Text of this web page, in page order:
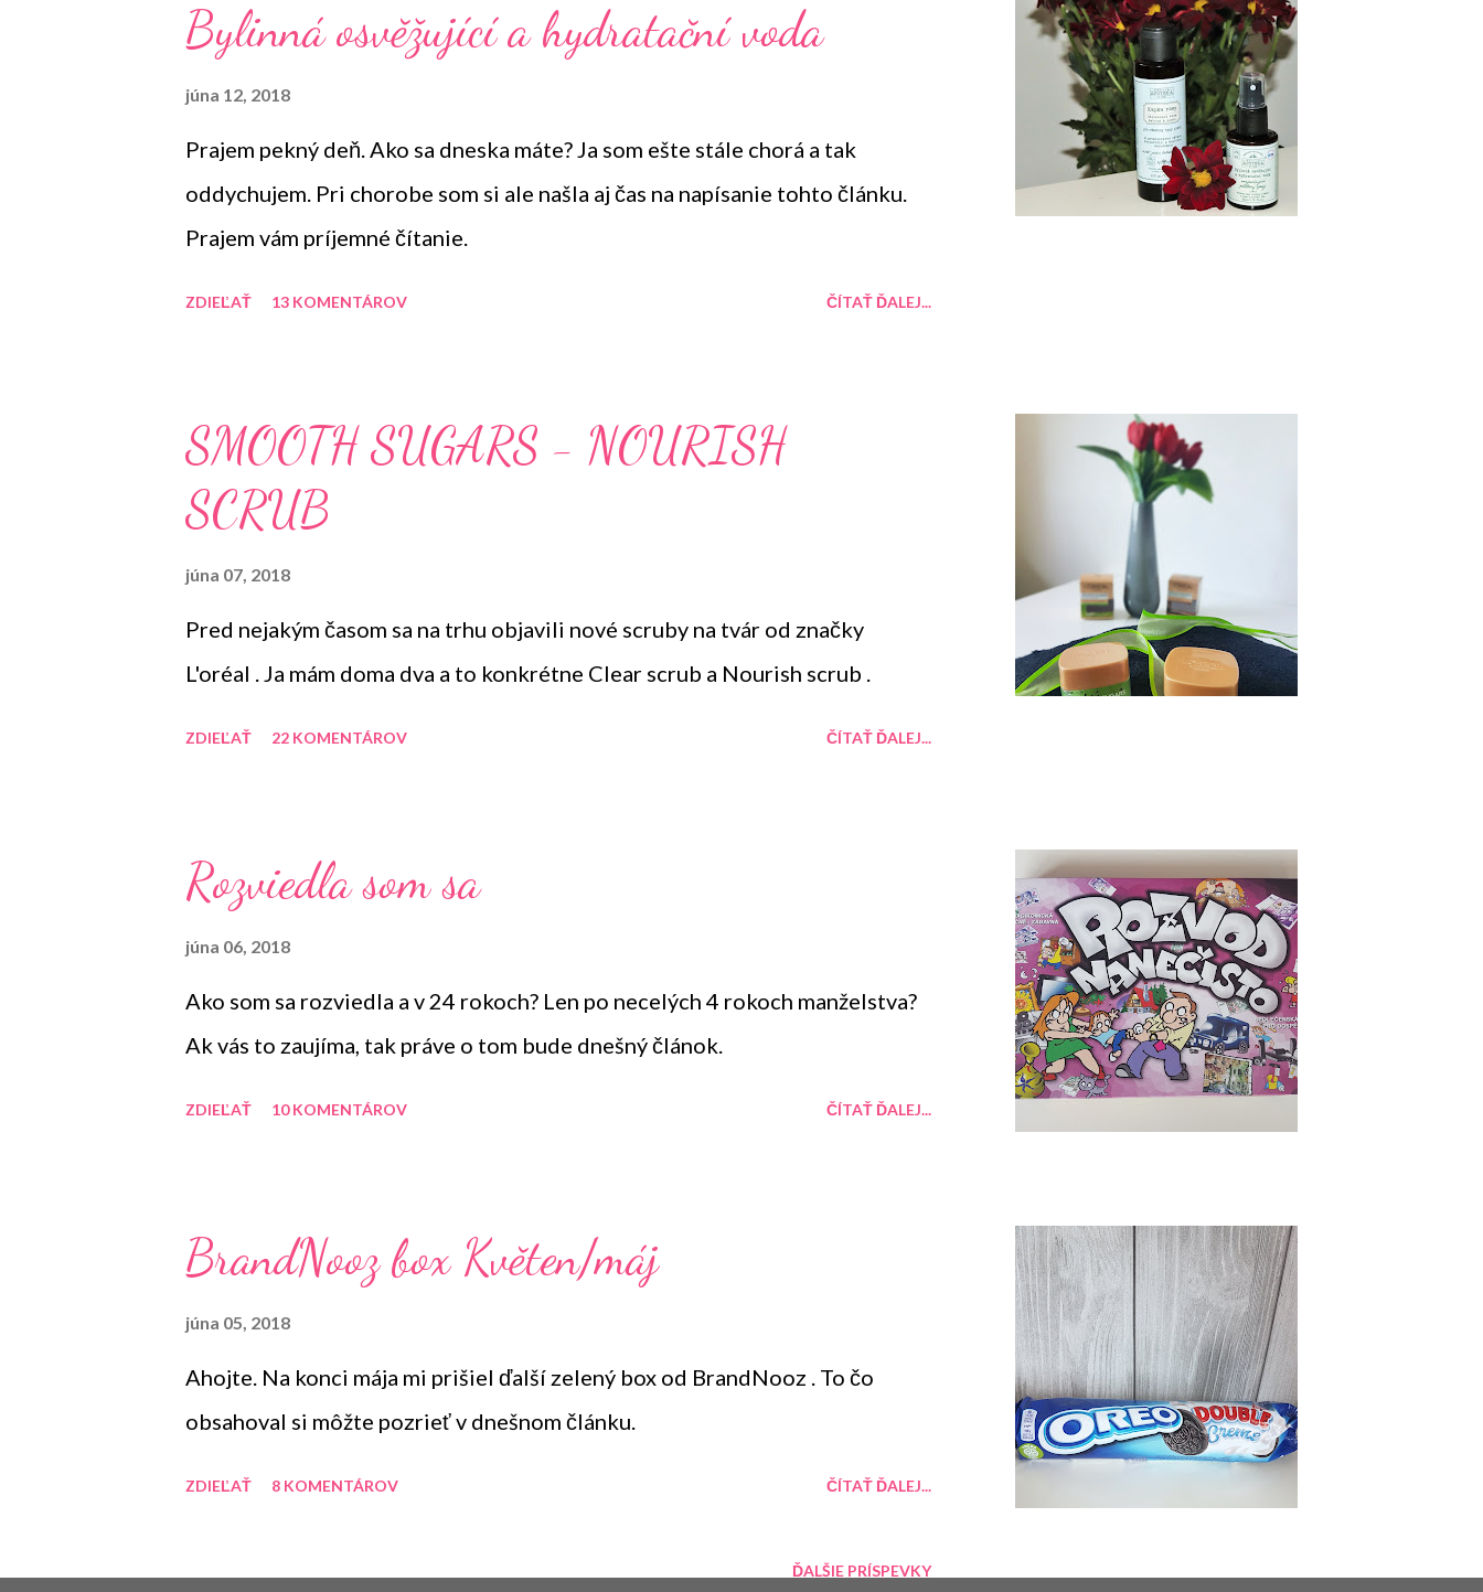
Bylinná osvěžující a hydratační voda
júna 12, 2018
Prajem pekný deň. Ako sa dneska máte? Ja som ešte stále chorá a tak
oddychujem. Pri chorobe som si ale našla aj čas na napísanie tohto článku.
Prajem vám príjemné čítanie.
ZDIEĽAŤ 13 KOMENTÁROV ČÍTAŤ ĎALEJ...
SMOOTH SUGARS - NOURISH
SCRUB
júna 07, 2018
Pred nejakým časom sa na trhu objavili nové scruby na tvár od značky
L'oréal . Ja mám doma dva a to konkrétne Clear scrub a Nourish scrub .
ZDIEĽAŤ 22 KOMENTÁROV ČÍTAŤ ĎALEJ...
Rozviedla som sa
júna 06, 2018
Ako som sa rozviedla a v 24 rokoch? Len po necelých 4 rokoch manželstva?
Ak vás to zaujíma, tak práve o tom bude dnešný článok.
ZDIEĽAŤ 10 KOMENTÁROV ČÍTAŤ ĎALEJ...
BrandNooz box Květen/máj
júna 05, 2018
Ahojte. Na konci mája mi prišiel ďalší zelený box od BrandNooz . To čo
obsahoval si môžte pozrieť v dnešnom článku.
ZDIEĽAŤ 8 KOMENTÁROV ČÍTAŤ ĎALEJ...
ĎALŠIE PRÍSPEVKY